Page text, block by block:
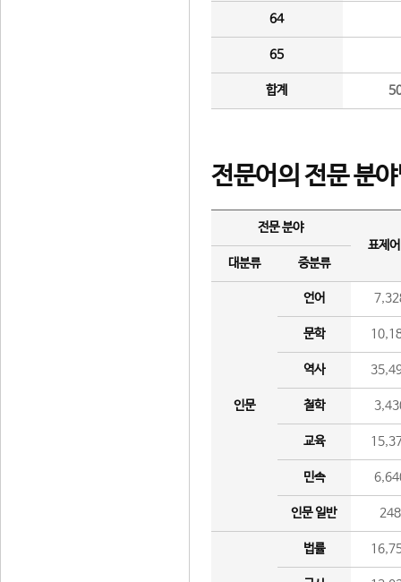
64
65
합계
전문어의 전문 분
전문 분야
표제
대분류
중분류
인문
언어
문학
역사
철학
교육
민속
인문 일반 248
법률